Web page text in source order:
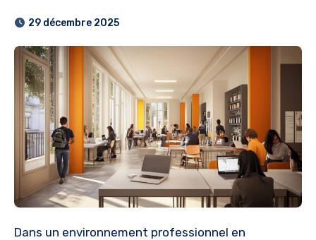
29 décembre 2025
Dans un environnement professionnel en